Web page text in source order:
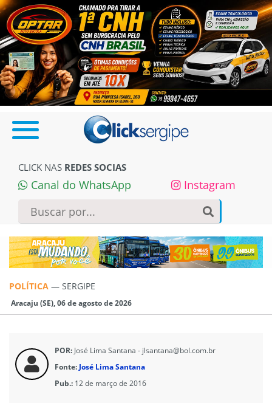
CLICK NAS REDES SOCIAS
Canal do WhatsApp Instagram
POLÍTICA — SERGIPE
Aracaju (SE), 06 de agosto de 2026
POR: José Lima Santana - jlsantana@bol.com.br
Fonte: José Lima Santana
Pub.: 12 de março de 2016